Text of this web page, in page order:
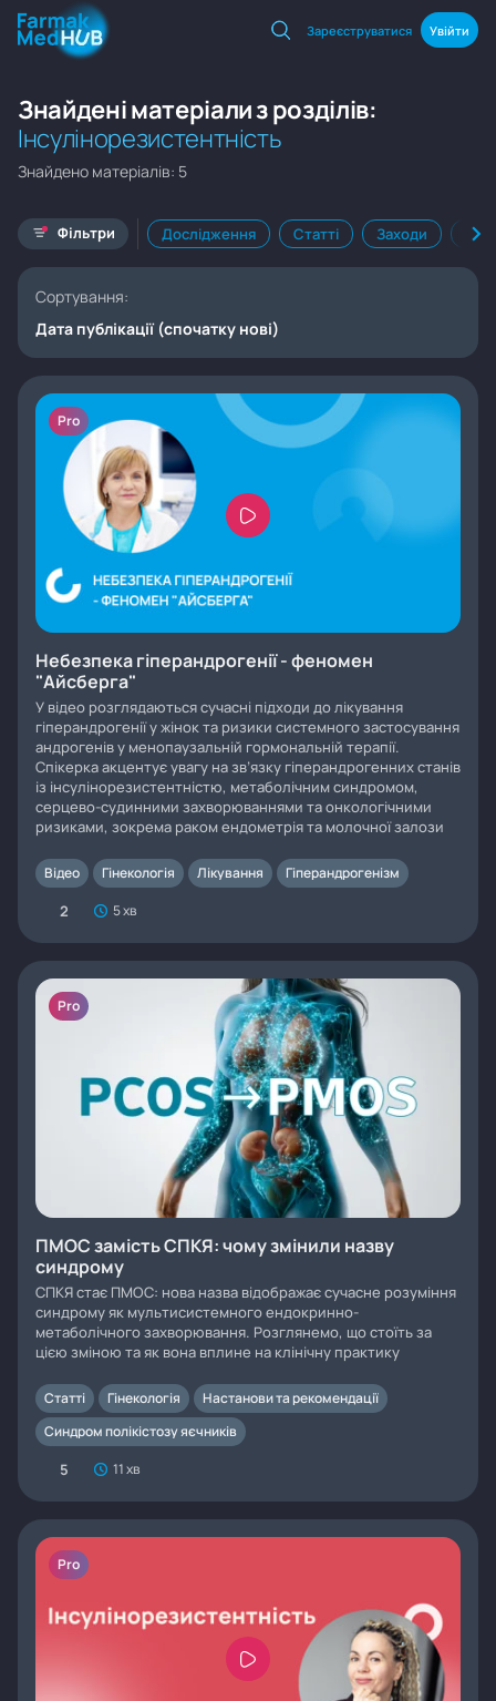
Зареєструватися Увійти
Знайдені матеріали з розділів:
Інсулінорезистентність
Знайдено матеріалів: 5
Фільтри Дослідження Статті Заходи
Сортування:
Дата публікації (спочатку нові)
Pro
Небезпека гіперандрогенії - феномен
"Айсберга"
У відео розглядаються сучасні підходи до лікування
гіперандрогенії у жінок та ризики системного застосування
андрогенів у менопаузальній гормональній терапії.
Спікерка акцентує увагу на зв’язку гіперандрогенних станів
із інсулінорезистентністю, метаболічним синдромом,
серцево-судинними захворюваннями та онкологічними
ризиками, зокрема раком ендометрія та молочної залози
Відео Гінекологія Лікування Гіперандрогенізм
2 5 хв
Pro
ПМОС замість СПКЯ: чому змінили назву
синдрому
СПКЯ стає ПМОС: нова назва відображає сучасне розуміння
синдрому як мультисистемного ендокринно-
метаболічного захворювання. Розглянемо, що стоїть за
цією зміною та як вона вплине на клінічну практику
Статті Гінекологія
Настанови та рекомендації
Синдром полікістозу яєчників
5 11 хв
Pro